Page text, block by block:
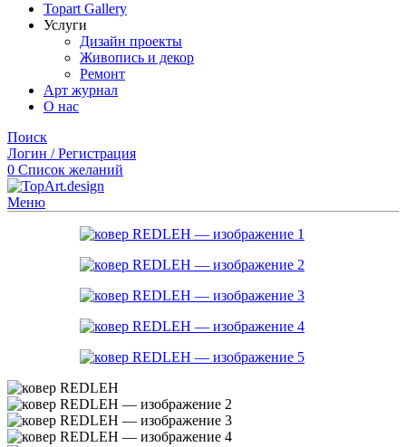
Topart Gallery
Услуги
Дизайн проекты
Живопись и декор
Ремонт
Арт журнал
О нас
Поиск
Логин / Регистрация
0 Список желаний
Меню